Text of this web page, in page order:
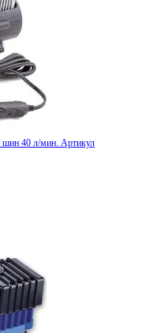
шин 40 л/мин. Артикул